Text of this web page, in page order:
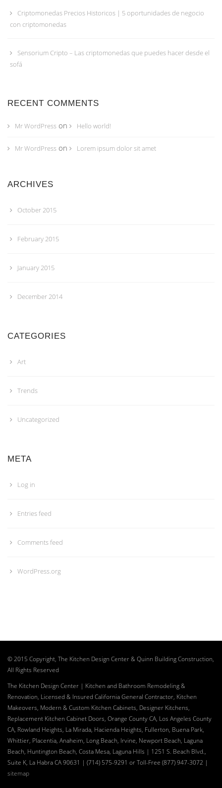
Criptomonedas Precios Historicos | 5 oportunidades de negocio
con criptomonedas
Sensorium Cripto – Las criptomonedas que puedes hacer desde el
sofá
RECENT COMMENTS
Mr WordPress on Hello world!
Mr WordPress on Lorem ipsum dolor sit amet
ARCHIVES
October 2015
February 2015
January 2015
December 2014
CATEGORIES
Art
Trends
Uncategorized
META
Log in
Entries feed
Comments feed
WordPress.org
© 2015 Copyright, The Kitchen Design Center & Quinn Building Construction,
All Rights Reserved
The Kitchen Design Center | Kitchen and Bathroom Remodeling &
Renovation, Licensed & Insured California General Contractor, Kitchen
Makeovers, Modern & Custom Kitchen Cabinets, Designer Kitchens,
Replacement Kitchen Cabinet Doors, Orange County CA, Los Angeles County
CA, Rowland Heights, La Mirada, Hacienda Heights, Fullerton, Buena Park,
Whittier, Placentia, Anaheim, Long Beach, Irvine, Newport Beach, Laguna
Beach, Huntington Beach, Costa Mesa, Laguna Hills | 1251 S. Beach Blvd.,
Suite K, La Habra CA 90631 | (714) 575-9291 or Toll-Free (877) 947-3072 |
sitemap